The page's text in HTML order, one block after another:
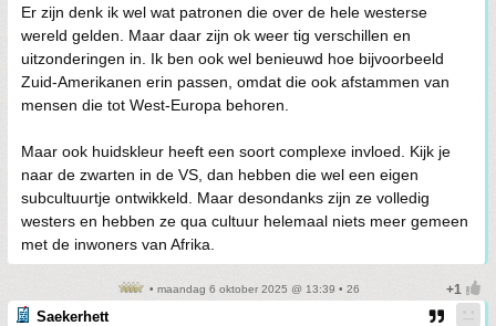
Er zijn denk ik wel wat patronen die over de hele westerse
wereld gelden. Maar daar zijn ok weer tig verschillen en
uitzonderingen in. Ik ben ook wel benieuwd hoe bijvoorbeeld
Zuid-Amerikanen erin passen, omdat die ook afstammen van
mensen die tot West-Europa behoren.
Maar ook huidskleur heeft een soort complexe invloed. Kijk je
naar de zwarten in de VS, dan hebben die wel een eigen
subcultuurtje ontwikkeld. Maar desondanks zijn ze volledig
westers en hebben ze qua cultuur helemaal niets meer gemeen
met de inwoners van Afrika.
• maandag 6 oktober 2025 @ 13:39 • 26
Saekerhett